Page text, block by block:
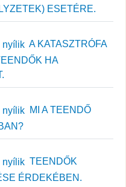
ESETÉRE.
A KATASZTRÓFA
HA
MI A TEENDŐ
TEENDŐK
ÉRDEKÉBEN.